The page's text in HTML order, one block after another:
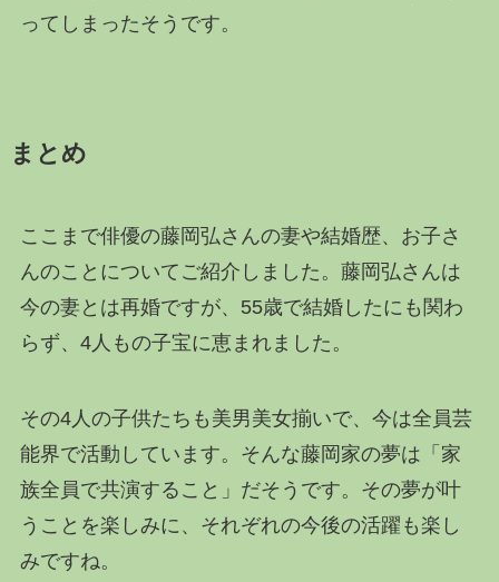
ってしまったそうです。
まとめ
ここまで俳優の藤岡弘さんの妻や結婚歴、お子さ
んのことについてご紹介しました。藤岡弘さんは
今の妻とは再婚ですが、55歳で結婚したにも関わ
らず、4人もの子宝に恵まれました。
その4人の子供たちも美男美女揃いで、今は全員芸
能界で活動しています。そんな藤岡家の夢は「家
族全員で共演すること」だそうです。その夢が叶
うことを楽しみに、それぞれの今後の活躍も楽し
みですね。